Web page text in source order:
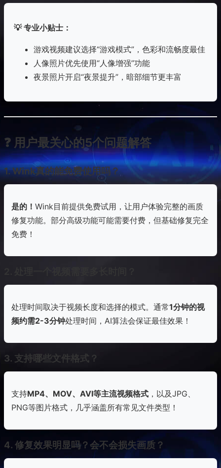
💡 专业小贴士：
游戏视频建议选择“游戏模式”，色彩和流畅度最佳
人像照片优先使用“人像增强”功能
夜景照片开启“夜景提升”，暗部细节更丰富
❓ 用户最关心的5个问题解答
1. Wink真的能免费使用吗？
是的！ Wink目前提供免费试用，让用户体验完整的画质
修复功能。部分高级功能可能需要付费，但基础修复完全
免费！
处理时间取决于视频长度和选择的模式。通常1分钟的视
频约需2-3分钟处理时间，AI算法会保证最佳效果！
3. 支持哪些文件格式？
支持MP4、MOV、AVI等主流视频格式 ，以及JPG、
PNG等图片格式，几乎涵盖所有常见文件类型！
4. 修复效果明显吗？会不会损失画质？